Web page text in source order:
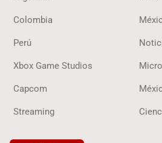
Colombia
Perú
Xbox Game Studios
Capcom
Streaming